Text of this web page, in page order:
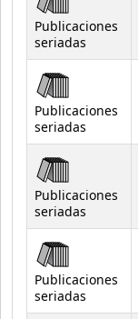
Publicaciones
seriadas
Publicaciones
seriadas
Publicaciones
seriadas
Publicaciones
seriadas